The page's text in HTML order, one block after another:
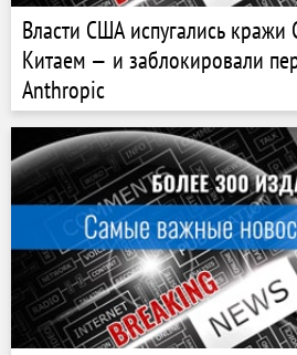
Власти США испугались кражи
Китаем — и заблокировали
Anthropic